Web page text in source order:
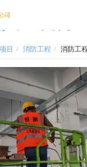
生就博
目 消防工程 消防工